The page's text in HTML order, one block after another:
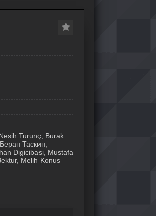
Turunç, Burak
Таскин,
Digicibasi, Mustafa
Melih Konus